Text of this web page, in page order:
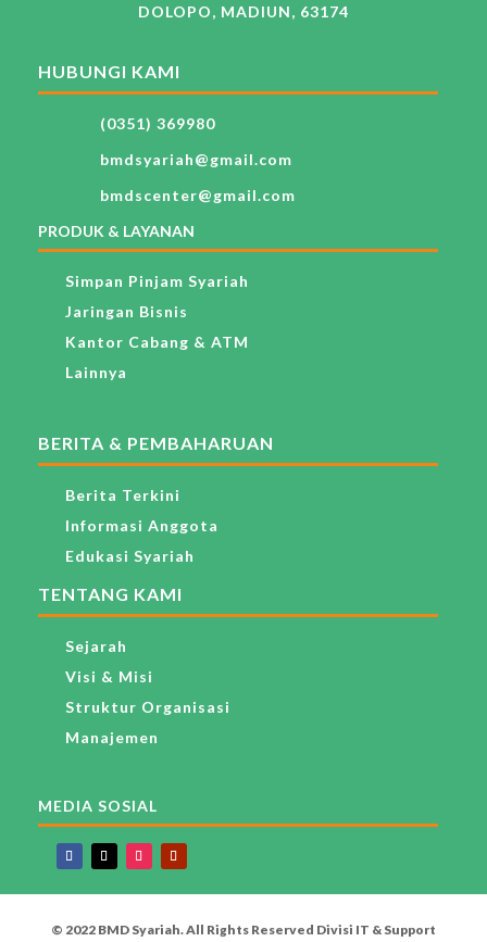
DOLOPO, MADIUN, 63174
HUBUNGI KAMI
(0351) 369980
bmdsyariah@gmail.com
bmdscenter@gmail.com
PRODUK & LAYANAN
Simpan Pinjam Syariah
Jaringan Bisnis
Kantor Cabang & ATM
Lainnya
BERITA & PEMBAHARUAN
Berita Terkini
Informasi Anggota
Edukasi Syariah
TENTANG KAMI
Sejarah
Visi & Misi
Struktur Organisasi
Manajemen
MEDIA SOSIAL
© 2022 BMD Syariah. All Rights Reserved Divisi IT & Support